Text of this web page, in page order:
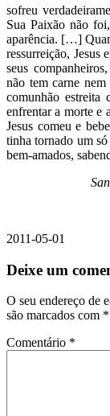
sofreu
Sua Paixão não
aparência. […]
ressurreição, Jesus
seus
não tem carne nem
comunhão estreita
enfrentar a morte e
Jesus comeu e
tinha tornado um
bem-amados,
2011-05-01
Deixe um
O seu endereço de
são marcados com *
Comentário *